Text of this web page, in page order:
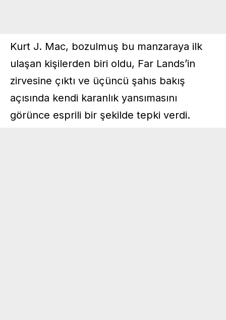
Kurt J. Mac, bozulmuş bu manzaraya ilk
ulaşan kişilerden biri oldu, Far Lands’in
zirvesine çıktı ve üçüncü şahıs bakış
açısında kendi karanlık yansımasını
görünce esprili bir şekilde tepki verdi.